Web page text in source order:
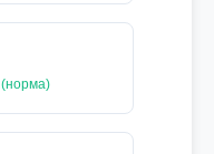
(норма)